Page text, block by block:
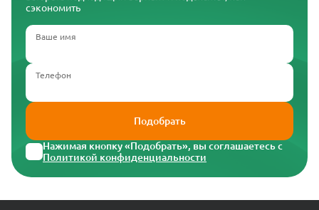
сэкономить
Ваше имя
Телефон
Подобрать
Нажимая кнопку «Подобрать», вы соглашаетесь с
Политикой конфиденциальности